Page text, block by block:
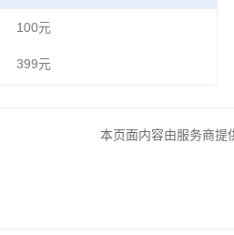
100元
399元
本页面内容由服务商提